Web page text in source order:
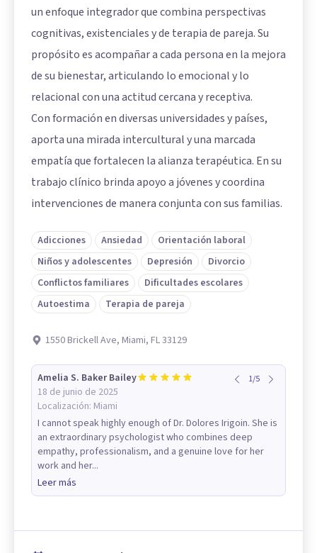
un enfoque integrador que combina perspectivas
cognitivas, existenciales y de terapia de pareja. Su
propósito es acompañar a cada persona en la mejora
de su bienestar, articulando lo emocional y lo
relacional con una actitud cercana y receptiva.
Con formación en diversas universidades y países,
aporta una mirada intercultural y una marcada
empatía que fortalecen la alianza terapéutica. En su
trabajo clínico brinda apoyo a jóvenes y coordina
intervenciones de manera conjunta con sus familias.
Adicciones Ansiedad
Orientación laboral
Niños y adolescentes
Depresión
Divorcio
Conflictos familiares
Dificultades escolares
Autoestima
Terapia de pareja
1550 Brickell Ave, Miami, FL 33129
Amelia S. Baker Bailey
18 de junio de 2025
Localización: Miami
1/5
I cannot speak highly enough of Dr. Dolores Irigoin. She is
an extraordinary psychologist who combines deep
empathy, professionalism, and a genuine love for her
work and her...
Leer más